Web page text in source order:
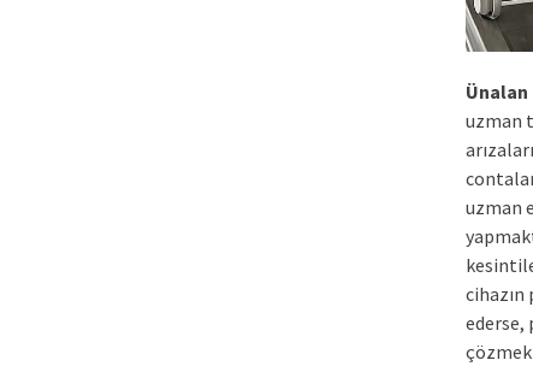
Ünalan
uzman
uzman
cihazın
ederse,